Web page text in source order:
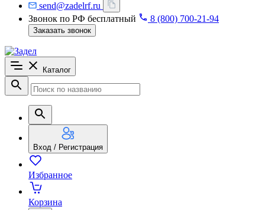
send@zadelrf.ru
Звонок по РФ бесплатный
8 (800) 700-21-94
Заказать звонок
Каталог
Вход / Регистрация
Избранное
Корзина